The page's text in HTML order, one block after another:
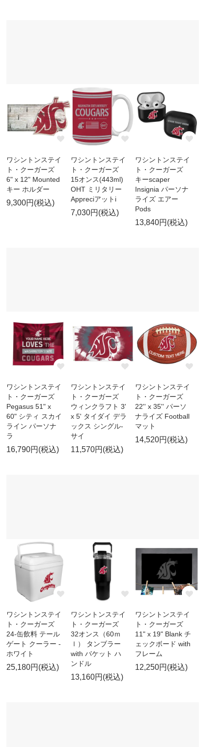
ワシントンステイ
ト・クーガーズ
6" x 12" Mounted
キー ホルダー
9,300円(税込)
ワシントンステイ
ト・クーガーズ
15オンス(443ml)
OHT ミリタリー
Appreciアットi
7,030円(税込)
ワシントンステイ
ト・クーガーズ
キーscaper
Insignia パーソナ
ライズ エアー
Pods
13,840円(税込)
ワシントンステイ
ト・クーガーズ
Pegasus 51" x
60" シティ スカイ
ライン パーソナ
ラ
16,790円(税込)
ワシントンステイ
ト・クーガーズ
ウィンクラフト 3'
x 5' タイダイ デラ
ックス シングル-
サイ
11,570円(税込)
ワシントンステイ
ト・クーガーズ
22'' x 35'' パーソ
ナライズ Football
マット
14,520円(税込)
ワシントンステイ
ト・クーガーズ
24-缶飲料 テール
ゲート クーラー -
ホワイト
25,180円(税込)
ワシントンステイ
ト・クーガーズ
32オンス（60ｍ
ｌ） タンブラー
with バケット ハ
ンドル
13,160円(税込)
ワシントンステイ
ト・クーガーズ
11" x 19" Blank チ
ェックボード with
フレーム
12,250円(税込)